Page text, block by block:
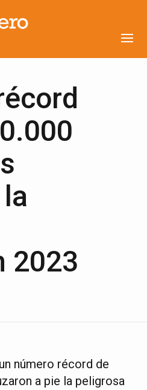
2023
número récord de
a pie la peligrosa